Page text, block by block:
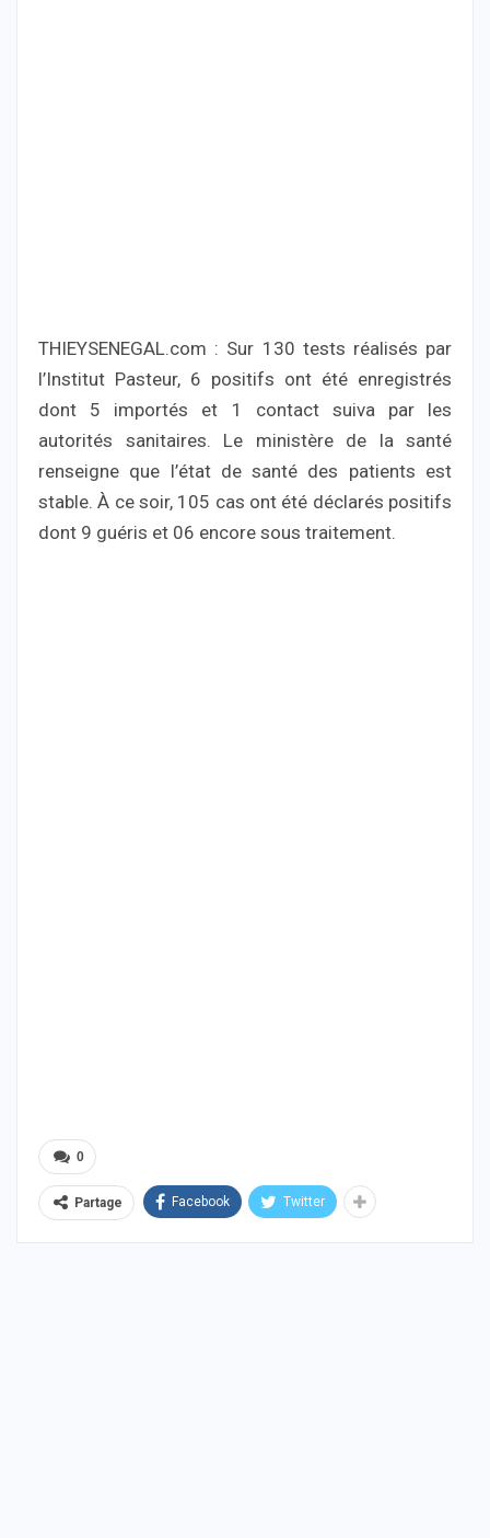
THIEYSENEGAL.com : Sur 130 tests réalisés par
l’Institut Pasteur, 6 positifs ont été enregistrés
dont 5 importés et 1 contact suiva par les
autorités sanitaires. Le ministère de la santé
renseigne que l’état de santé des patients est
stable. À ce soir, 105 cas ont été déclarés positifs
dont 9 guéris et 06 encore sous traitement.
0
Partage Facebook Twitter